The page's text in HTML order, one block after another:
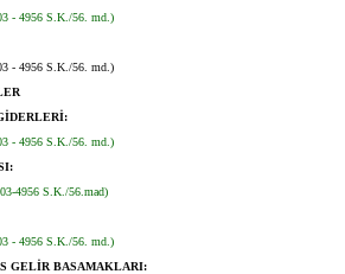
- 4956 S.K./56. md.)
- 4956 S.K./56. md.)
- 4956 S.K./56. md.)
4956 S.K./56.mad)
- 4956 S.K./56. md.)
GELİR BASAMAKLARI: